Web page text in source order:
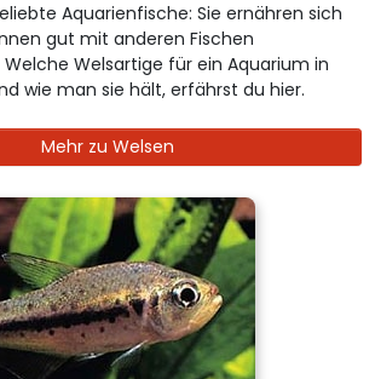
Aquarienfische: Sie ernähren sich
gut mit anderen Fischen
Welsartige für ein Aquarium in
wie man sie hält, erfährst du hier.
Mehr zu Welsen